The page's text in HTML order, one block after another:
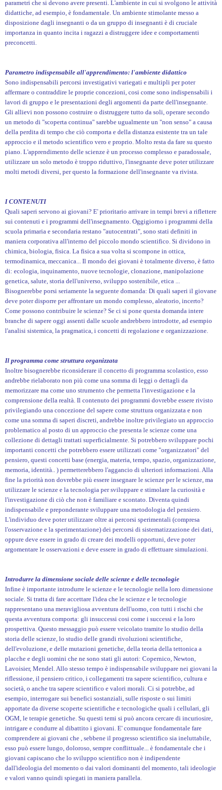
parametri che si devono avere presenti. L'ambiente in cui si svolgono le attività
didattiche, ad esempio, è fondamentale. Un ambiente stimolante messo a
disposizione dagli insegnanti o da un gruppo di insegnanti è di cruciale
importanza in quanto incita i ragazzi a distruggere idee e comportamenti
preconcetti.
Parametro indispensabile all'apprendimento: l'ambiente didattico
Sono indispensabili percorsi investigativi variegati e multipli per poter
affermare o contraddire le proprie concezioni, cosi come sono indispensabili i
lavori di gruppo e le presentazioni degli argomenti da parte dell'insegnante.
Gli allievi non possono costruire o distruggere tutto da soli, operare secondo
un metodo di "scoperta continua" sarebbe ugualmente un "non senso" a causa
della perdita di tempo che ciò comporta e della distanza esistente tra un tale
approccio e il metodo scientifico vero e proprio. Molto resta da fare su questo
piano. L'apprendimento delle scienze è un processo complesso e paradossale,
utilizzare un solo metodo è troppo riduttivo, l'insegnante deve poter utilizzare
molti metodi diversi, per questo la formazione dell'insegnante va rivista.
I CONTENUTI
Quali saperi servono ai giovani? E' prioritario arrivare in tempi brevi a riflettere
sui contenuti e i programmi dell'insegnamento. Oggigiorno i programmi della
scuola primaria e secondaria restano "autocentrati", sono stati definiti in
maniera corporativa all'interno del piccolo mondo scientifico. Si dividono in
chimica, biologia, fisica. La fisica a sua volta si scompone in ottica,
termodinamica, meccanica... Il mondo dei giovani è totalmente diverso, è fatto
di: ecologia, inquinamento, nuove tecnologie, clonazione, manipolazione
genetica, salute, storia dell'universo, sviluppo sostenibile, etica ...
Bisognerebbe porsi seriamente la seguente domanda: Di quali saperi il giovane
deve poter disporre per affrontare un mondo complesso, aleatorio, incerto?
Come possono contribuire le scienze? Se ci si pone questa domanda intere
branche di sapere oggi assenti dalle scuole andrebbero introdotte, ad esempio
l'analisi sistemica, la pragmatica, i concetti di regolazione e organizzazione.
Il programma come struttura organizzata
Inoltre bisognerebbe riconsiderare il concetto di programma scolastico, esso
andrebbe rielaborato non più come una somma di leggi o dettagli da
memorizzare ma come uno strumento che permetta l'investigazione e la
comprensione della realtà. Il contenuto dei programmi dovrebbe essere rivisto
privilegiando una concezione del sapere come struttura organizzata e non
come una somma di saperi discreti, andrebbe inoltre privilegiato un approccio
problematico al posto di un approccio che presenta le scienze come una
collezione di dettagli trattati superficialmente. Si potrebbero sviluppare pochi
importanti concetti che potrebbero essere utilizzati come "organizzatori" del
pensiero, questi concetti base (energia, materia, tempo, spazio, organizzazione,
memoria, identità.. ) permetterebbero l'aggancio di ulteriori informazioni. Alla
fine la priorità non dovrebbe più essere insegnare le scienze per le scienze, ma
utilizzare le scienze e la tecnologia per sviluppare e stimolare la curiosità e
l'investigazione di ciò che non è familiare e scontato. Diventa quindi
indispensabile e preponderante sviluppare una metodologia del pensiero.
L'individuo deve poter utilizzare oltre ai percorsi sperimentali (compresa
l'osservazione e la sperimentazione) dei percorsi di sistematizzazione dei dati,
oppure deve essere in grado di creare dei modelli opportuni, deve poter
argomentare le osservazioni e deve essere in grado di effettuare simulazioni.
Introdurre la dimensione sociale delle scienze e delle tecnologie
Infine è importante introdurre le scienze e le tecnologie nella loro dimensione
sociale. Si tratta di fare accettare l'idea che le scienze e le tecnologie
rappresentano una meravigliosa avventura dell'uomo, con tutti i rischi che
questa avventura comporta: gli insuccessi cosi come i successi e la loro
prospettiva. Questo messaggio può essere veicolato tramite lo studio della
storia delle scienze, lo studio delle grandi rivoluzioni scientifiche,
dell'evoluzione, e delle mutazioni genetiche, della teoria della tettonica a
placche e degli uomini che ne sono stati gli autori: Copernico, Newton,
Lavoisier, Mendel. Allo stesso tempo è indispensabile sviluppare nei giovani la
riflessione, il pensiero critico, i collegamenti tra sapere scientifico, cultura e
società, o anche tra sapere scientifico e valori morali. Ci si potrebbe, ad
esempio, interrogare sui benefici sostanziali, sulle risposte o sui limiti
apportate da diverse scoperte scientifiche e tecnologiche quali i cellulari, gli
OGM, le terapie genetiche. Su questi temi si può ancora cercare di incuriosire,
intrigare e condurre al dibattito i giovani. E' comunque fondamentale fare
comprendere ai giovani che , sebbene il progresso scientifico sia ineluttabile,
esso può essere lungo, doloroso, sempre conflittuale... è fondamentale che i
giovani capiscano che lo sviluppo scientifico non è indipendente
dall'ideologia del momento o dai valori dominanti del momento, tali ideologie
e valori vanno quindi spiegati in maniera parallela.